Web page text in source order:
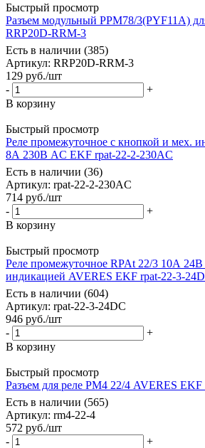
Быстрый просмотр
Разъем модульный РРМ78/3(PYF11A)
RRP20D-RRM-3
Есть в наличии (385)
Артикул: RRP20D-RRM-3
129 руб./шт
-
+
В корзину
Быстрый просмотр
Реле промежуточное с кнопкой и мех.
8А 230В AC EKF rpat-22-2-230AC
Есть в наличии (36)
Артикул: rpat-22-2-230AC
714 руб./шт
-
+
В корзину
Быстрый просмотр
Реле промежуточное RPAt 22/3 10А
индикацией AVERES EKF rpat-22-3-
Есть в наличии (604)
Артикул: rpat-22-3-24DC
946 руб./шт
-
+
В корзину
Быстрый просмотр
Разъем для реле РМ4 22/4 AVERES EKF
Есть в наличии (565)
Артикул: rm4-22-4
572 руб./шт
-
+